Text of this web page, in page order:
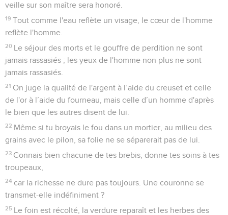
veille sur son maître sera honoré.
19 Tout comme l'eau reflète un visage, le cœur de l'homme
reflète l'homme.
20 Le séjour des morts et le gouffre de perdition ne sont
jamais rassasiés ; les yeux de l'homme non plus ne sont
jamais rassasiés.
21 On juge la qualité de l'argent à l’aide du creuset et celle
de l'or à l’aide du fourneau, mais celle d’un homme d'après
le bien que les autres disent de lui.
22 Même si tu broyais le fou dans un mortier, au milieu des
grains avec le pilon, sa folie ne se séparerait pas de lui.
23 Connais bien chacune de tes brebis, donne tes soins à tes
troupeaux,
24 car la richesse ne dure pas toujours. Une couronne se
transmet-elle indéfiniment ?
25 Le foin est récolté, la verdure reparaît et les herbes des